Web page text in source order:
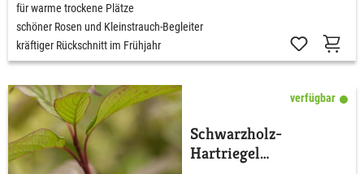
für warme trockene Plätze
schöner Rosen und Kleinstrauch-Begleiter
kräftiger Rückschnitt im Frühjahr
verfügbar
Schwarzholz-
Hartriegel